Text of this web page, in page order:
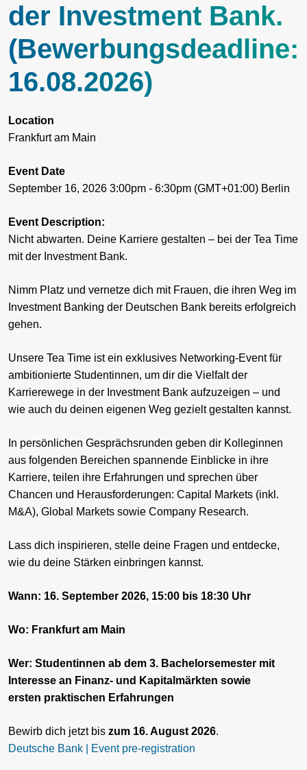
der Investment Bank.
(Bewerbungsdeadline:
16.08.2026)
Location
Frankfurt am Main
Event Date
September 16, 2026 3:00pm - 6:30pm (GMT+01:00) Berlin
Event Description:
Nicht abwarten. Deine Karriere gestalten – bei der Tea Time
mit der Investment Bank.
Nimm Platz und vernetze dich mit Frauen, die ihren Weg im
Investment Banking der Deutschen Bank bereits erfolgreich
gehen.
Unsere Tea Time ist ein exklusives Networking-Event für
ambitionierte Studentinnen, um dir die Vielfalt der
Karrierewege in der Investment Bank aufzuzeigen – und
wie auch du deinen eigenen Weg gezielt gestalten kannst.
In persönlichen Gesprächsrunden geben dir Kolleginnen
aus folgenden Bereichen spannende Einblicke in ihre
Karriere, teilen ihre Erfahrungen und sprechen über
Chancen und Herausforderungen: Capital Markets (inkl.
M&A), Global Markets sowie Company Research.
Lass dich inspirieren, stelle deine Fragen und entdecke,
wie du deine Stärken einbringen kannst.
Wann: 16. September 2026, 15:00 bis 18:30 Uhr
Wo: Frankfurt am Main
Wer: Studentinnen ab dem 3. Bachelorsemester mit
Interesse an Finanz- und Kapitalmärkten sowie
ersten praktischen Erfahrungen
Bewirb dich jetzt bis zum 16. August 2026.
Deutsche Bank | Event pre-registration